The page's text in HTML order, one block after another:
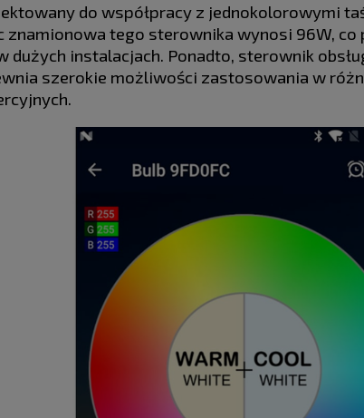
do współpracy z jednokolorowymi
znamionowa tego sterownika wynosi 96W,
dużych instalacjach. Ponadto, sterownik
szerokie możliwości zastosowania w